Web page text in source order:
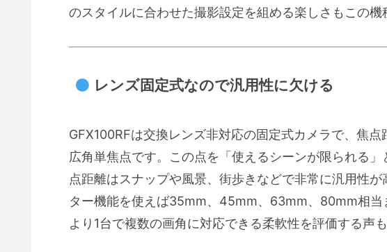
のスタイルに合わせた撮影設定を組める楽しさもこの機
レンズ固定式なので汎用性に欠ける
GFX100RFは交換レンズ非対応の固定式カメラで、焦
広角単焦点です。この点を「使えるシーンが限られる
点距離はスナップや風景、街歩きなどで非常に汎用性
ター機能を使えば35mm、45mm、63mm、80mm相当
より1台で複数の画角に対応できる柔軟性を評価する声も